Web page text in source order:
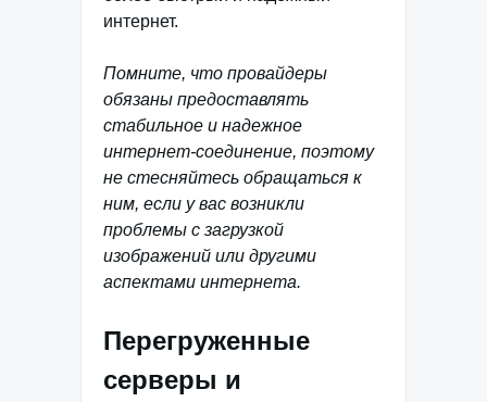
интернет.
Помните, что провайдеры
обязаны предоставлять
стабильное и надежное
интернет-соединение, поэтому
не стесняйтесь обращаться к
ним, если у вас возникли
проблемы с загрузкой
изображений или другими
аспектами интернета.
Перегруженные
серверы и